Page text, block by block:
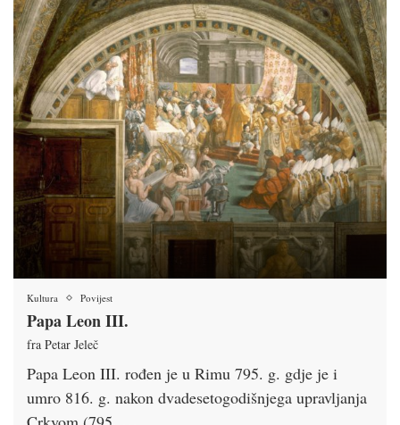
Kultura Povijest
Papa Leon III.
fra Petar Jeleč
Papa Leon III. rođen je u Rimu 795. g. gdje je i
umro 816. g. nakon dvadesetogodišnjega upravljanja